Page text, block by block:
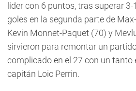
líder con 6 puntos, tras superar
goles en la segunda parte de
Kevin Monnet-Paquet (70) y
sirvieron para remontar un
complicado en el 27 con un tanto
capitán Loic Perrin.